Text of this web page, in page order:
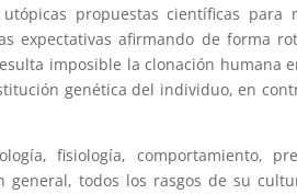
propuestas científicas para
expectativas afirmando de forma
imposible la clonación humana
genética del individuo, en
fisiología, comportamiento,
general, todos los rasgos de su